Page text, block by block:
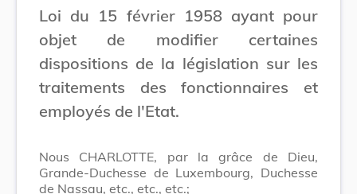
Loi du 15 février 1958 ayant pour
objet de modifier certaines
dispositions de la législation sur les
traitements des fonctionnaires et
employés de l'Etat.
Nous CHARLOTTE, par la grâce de Dieu,
Grande-Duchesse de Luxembourg, Duchesse
de Nassau, etc., etc., etc.;